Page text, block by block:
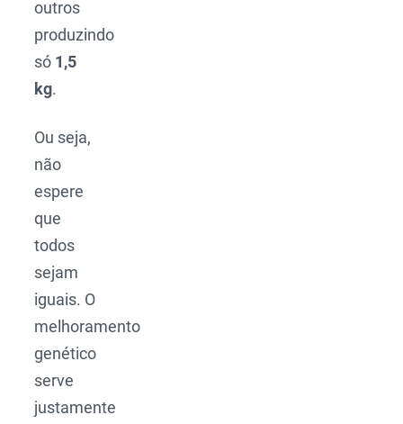
outros
produzindo
só 1,5
kg.
Ou seja,
não
espere
que
todos
sejam
iguais. O
melhoramento
genético
serve
justamente